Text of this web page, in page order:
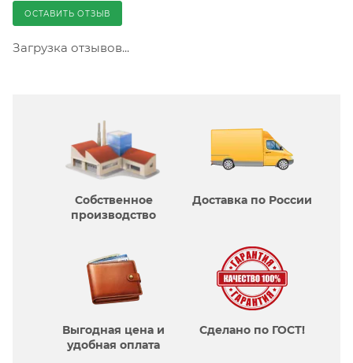
ОСТАВИТЬ ОТЗЫВ
Загрузка отзывов...
Собственное
производcтво
Доставка по России
Выгодная цена и
удобная оплата
Сделано по ГОСТ!